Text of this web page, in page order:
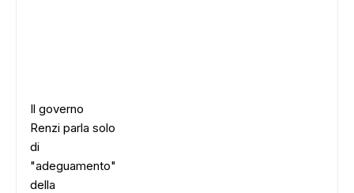
Il governo
Renzi parla solo
di
"adeguamento"
della